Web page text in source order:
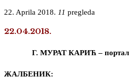
22. Aprila 2018. 11 pregleda
22.04.2018.
Г. МУРАТ КАРИЋ – портал
ЖАЛБЕНИК: